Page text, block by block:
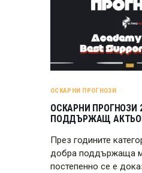
ОСКАРНИ ПРОГНОЗИ
ОСКАРНИ ПРОГНОЗИ
ПОДДЪРЖАЩ
През годините
добра поддържаща
постепенно се е